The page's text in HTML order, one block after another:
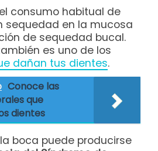
consumo habitual de
sequedad en la mucosa
de sequedad bucal.
es uno de los
dañan tus dientes.
Conoce las
que
dientes
boca puede producirse